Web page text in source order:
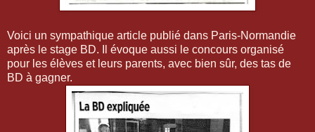
Voici un sympathique article publié dans Paris-Normandie
après le stage BD. Il évoque aussi le concours organisé
pour les élèves et leurs parents, avec bien sûr, des tas de
BD à gagner.